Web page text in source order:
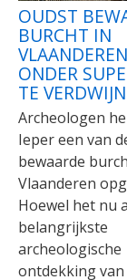
OUDST
BURCHT IN
ONDER
TE
Archeologen
Ieper een van
bewaarde
Vlaanderen
Hoewel het nu
belangrijkste
archeologische
ontdekking van